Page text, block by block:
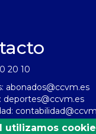
20 10
abonados@ccvm.es
deportes@ccvm.es
personal@ccvm.es
utilizamos